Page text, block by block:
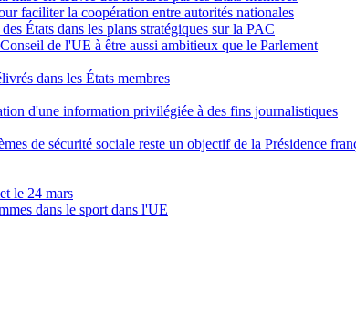
faciliter la coopération entre autorités nationales
États dans les plans stratégiques sur la PAC
de l'UE à être aussi ambitieux que le Parlement
dans les États membres
d'une information privilégiée à des fins journalistiques
de sécurité sociale reste un objectif de la Présidence
le 24 mars
dans le sport dans l'UE